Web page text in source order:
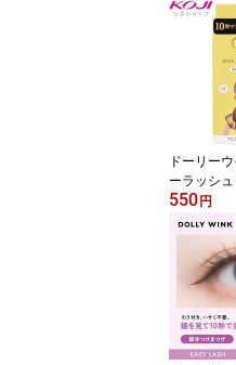
ドーリー
ーラッシ
ニンブラウ
550 円